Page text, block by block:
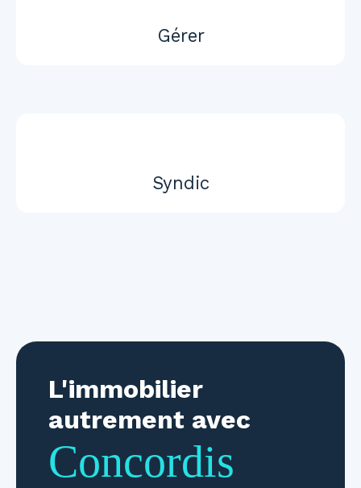
Gérer
Syndic
L'immobilier
autrement avec
Concordis